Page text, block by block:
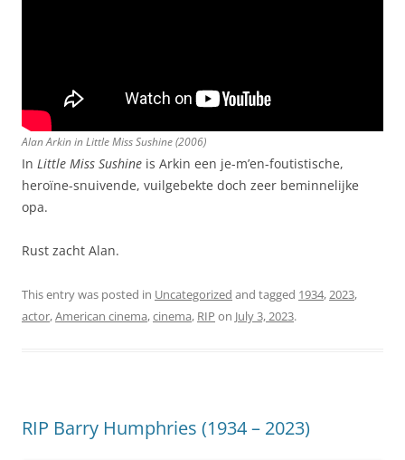
Alan Arkin inLittle Miss Sushine(2006)
In Little Miss Sushine is Arkin een je-m’en-foutistische,
heroïne-snuivende, vuilgebekte doch zeer beminnelijke
opa.
Rust zacht Alan.
This entry was posted in Uncategorized and tagged 1934,2023,
actor,American cinema,cinema, RIP on July 3, 2023.
RIP Barry Humphries (1934 – 2023)